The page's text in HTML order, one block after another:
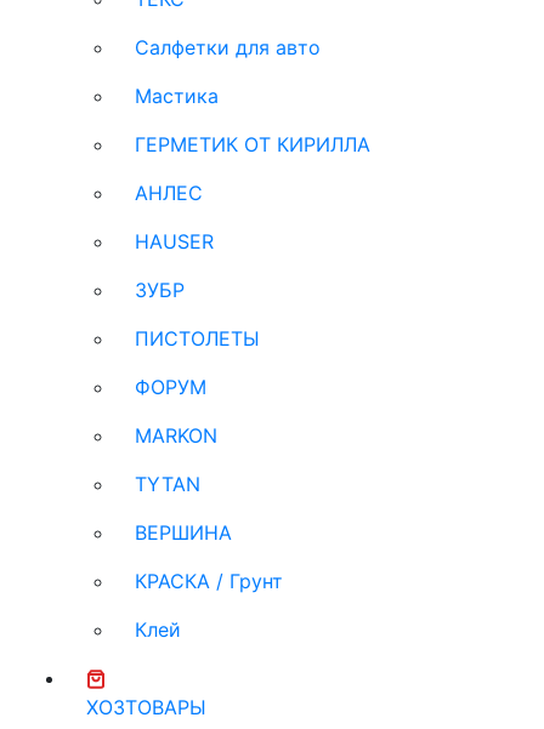
Салфетки для авто
Мастика
ГЕРМЕТИК ОТ КИРИЛЛА
АНЛЕС
HAUSER
ЗУБР
ПИСТОЛЕТЫ
ФОРУМ
MARKON
TYTAN
ВЕРШИНА
КРАСКА / Грунт
Клей
ХОЗТОВАРЫ